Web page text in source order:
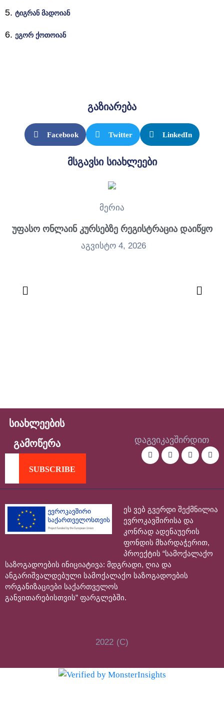
ტიგრან მადოიან
ეგორ ქოთოიან
გაზიარება
Facebook Twitter LinkedIn
მსგავსი სიახლეები
მერია
უფასო ონლაინ კურსებზე რეგისტრაცია დაიწყო
აგვისტო 4, 2026
სიახლეების
გამოწერა
დაგვიკავშირდით
ეს ვებ გვერდი შექმნილია
ევროკავშირისა და
კონრად ადენაუერის
ფონდის მხარდაჭერით,
პროექტის “სამოქალაქო
საზოგადოების ინიციატივა: მდგრადი, ღია და
ანგარიშვალდებული სამოქალაქო საზოგადოების
ორგანიზაციები საქართველოს
განვითარებისთვის” ფარგლებში.
2022 (C)